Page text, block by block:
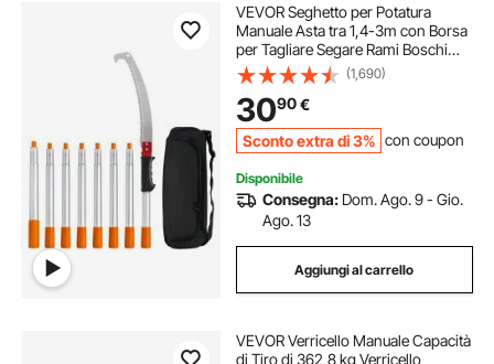
VEVOR Seghetto per Potatura
Manuale Asta tra 1,4-3m con Borsa
per Tagliare Segare Rami Boschi
Alberi in Altezza, Troncarami
Manuale con 8 Pali Lega di
Alluminio Lama Curva, Seghetto
Troncarami Manuale
(1,690)
3090€
Sconto extra di 3% con coupon
Disponibile
Consegna: Dom. Ago. 9 - Gio.
Ago. 13
Aggiungi al carrello
VEVOR Verricello Manuale Capacità
di Tiro di 362,8 kg Verricello